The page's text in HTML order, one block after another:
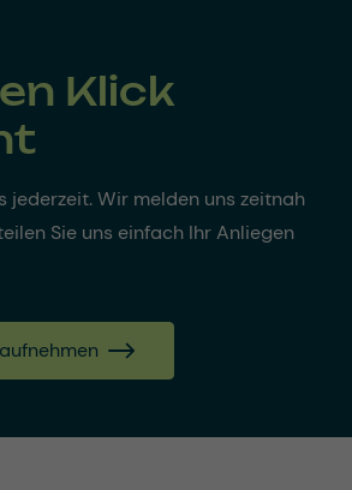
Klick
jederzeit. Wir melden uns zeitnah
Sie uns einfach Ihr Anliegen